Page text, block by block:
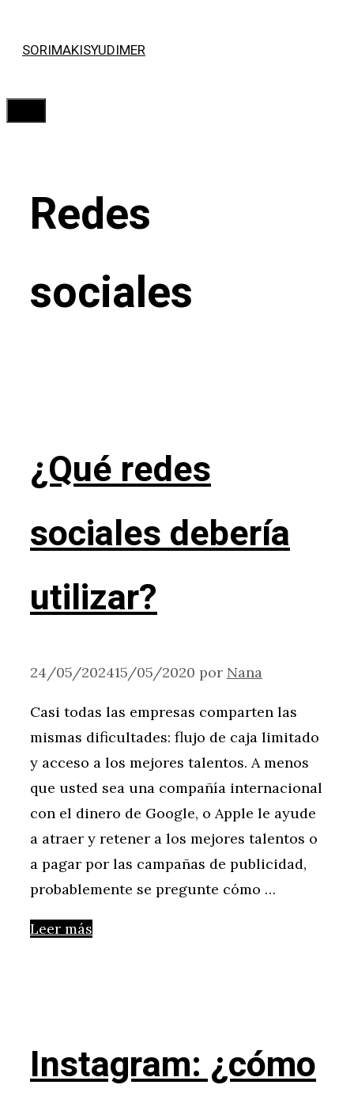
SORIMAKISYUDIMER
Redes
sociales
¿Qué redes
sociales debería
utilizar?
24/05/202415/05/2020 por Nana
Casi todas las empresas comparten las
mismas dificultades: flujo de caja limitado
y acceso a los mejores talentos. A menos
que usted sea una compañía internacional
con el dinero de Google, o Apple le ayude
a atraer y retener a los mejores talentos o
a pagar por las campañas de publicidad,
probablemente se pregunte cómo …
Leer más
Instagram: ¿cómo